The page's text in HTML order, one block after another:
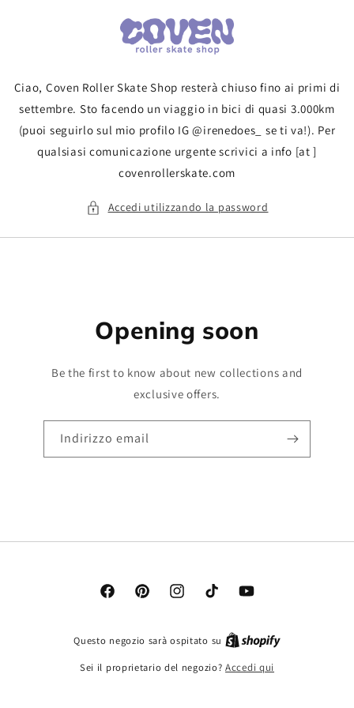
Ciao, Coven Roller Skate Shop resterà chiuso fino ai primi di
settembre. Sto facendo un viaggio in bici di quasi 3.000km
(puoi seguirlo sul mio profilo IG @irenedoes_ se ti va!). Per
qualsiasi comunicazione urgente scrivici a info [at ]
covenrollerskate.com
Accedi utilizzando la password
Opening soon
Be the first to know about new collections and
exclusive offers.
Indirizzo email
FacebookPinterestInstagramTikTok YouTube
Questo negozio sarà ospitato su
Sei il proprietario del negozio?Accedi qui